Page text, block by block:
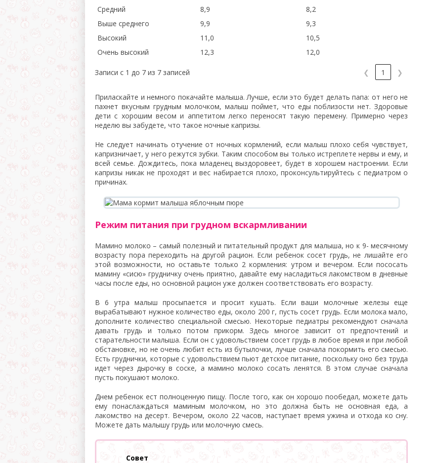
Средний
8,9
8,2
Выше среднего
9,9
9,3
Высокий
11,0
10,5
Очень высокий
12,3 12,0
Записи с 1 до 7 из 7 записей ❮ 1 ❯
Приласкайте и немного покачайте малыша. Лучше, если это будет делать папа: от него не
пахнет вкусным грудным молочком, малыш поймет, что еды поблизости нет. Здоровые
дети с хорошим весом и аппетитом легко переносят такую перемену. Примерно через
неделю вы забудете, что такое ночные капризы.
Не следует начинать отучение от ночных кормлений, если малыш плохо себя чувствует,
капризничает, у него режутся зубки. Таким способом вы только истреплете нервы и ему, и
всей семье. Дождитесь, пока младенец выздоровеет, будет в хорошем настроении. Если
капризы никак не проходят и вес набирается плохо, проконсультируйтесь с педиатром о
причинах.
Режим питания при грудном вскармливании
Мамино молоко – самый полезный и питательный продукт для малыша, но к 9- месячному
возрасту пора переходить на другой рацион. Если ребенок сосет грудь, не лишайте его
этой возможности, но оставьте только 2 кормления: утром и вечером. Если пососать
мамину «сисю» грудничку очень приятно, давайте ему насладиться лакомством в дневные
часы после еды, но основной рацион уже должен соответствовать его возрасту.
В 6 утра малыш просыпается и просит кушать. Если ваши молочные железы еще
вырабатывают нужное количество еды, около 200 г, пусть сосет грудь. Если молока мало,
дополните количество специальной смесью. Некоторые педиатры рекомендуют сначала
давать грудь и только потом прикорм. Здесь многое зависит от предпочтений и
старательности малыша. Если он с удовольствием сосет грудь в любое время и при любой
обстановке, но не очень любит есть из бутылочки, лучше сначала покормить его смесью.
Есть груднички, которые с удовольствием пьют детское питание, поскольку оно без труда
идет через дырочку в соске, а мамино молоко сосать ленятся. В этом случае сначала
пусть покушают молоко.
Днем ребенок ест полноценную пищу. После того, как он хорошо пообедал, можете дать
ему понаслаждаться маминым молочком, но это должна быть не основная еда, а
лакомство на десерт. Вечером, около 22 часов, наступает время ужина и отхода ко сну.
Можете дать малышу грудь или молочную смесь.
Совет